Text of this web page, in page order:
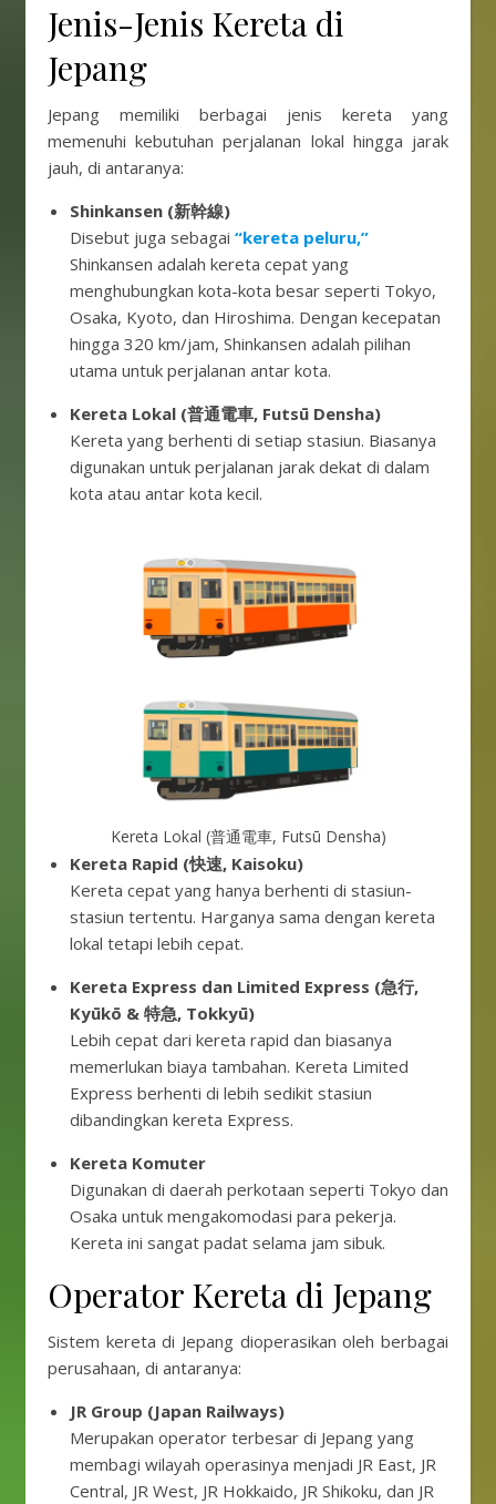
Jenis-Jenis Kereta di
Jepang
Jepang memiliki berbagai jenis kereta yang
memenuhi kebutuhan perjalanan lokal hingga jarak
jauh, di antaranya:
Shinkansen (新幹線)
Disebut juga sebagai “kereta peluru,”
Shinkansen adalah kereta cepat yang
menghubungkan kota-kota besar seperti Tokyo,
Osaka, Kyoto, dan Hiroshima. Dengan kecepatan
hingga 320 km/jam, Shinkansen adalah pilihan
utama untuk perjalanan antar kota.
Kereta Lokal (普通電車, Futsū Densha)
Kereta yang berhenti di setiap stasiun. Biasanya
digunakan untuk perjalanan jarak dekat di dalam
kota atau antar kota kecil.
Kereta Lokal (普通電車, Futsū Densha)
Kereta Rapid (快速, Kaisoku)
Kereta cepat yang hanya berhenti di stasiun-
stasiun tertentu. Harganya sama dengan kereta
lokal tetapi lebih cepat.
Kereta Express dan Limited Express (急行,
Kyūkō & 特急, Tokkyū)
Lebih cepat dari kereta rapid dan biasanya
memerlukan biaya tambahan. Kereta Limited
Express berhenti di lebih sedikit stasiun
dibandingkan kereta Express.
Kereta Komuter
Digunakan di daerah perkotaan seperti Tokyo dan
Osaka untuk mengakomodasi para pekerja.
Kereta ini sangat padat selama jam sibuk.
Operator Kereta di Jepang
Sistem kereta di Jepang dioperasikan oleh berbagai
perusahaan, di antaranya:
JR Group (Japan Railways)
Merupakan operator terbesar di Jepang yang
membagi wilayah operasinya menjadi JR East, JR
Central, JR West, JR Hokkaido, JR Shikoku, dan JR